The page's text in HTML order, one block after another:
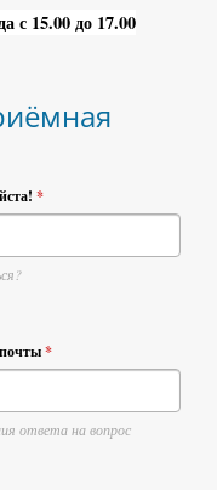
с 15.00 до 17.00
*
*
ответа на вопрос